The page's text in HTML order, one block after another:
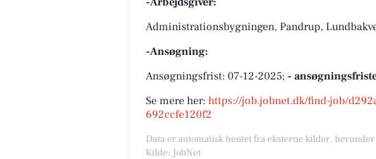
Administrationsbygningen, Pandrup,
-Ansøgning:
Ansøgningsfrist: 07-12-2025; -
Se mere her: https://job.jobnet.dk/find-job/
692ccfe120f2
Data er automatisk hentet fra eksterne kilder, herunder
Kilde: JobNet